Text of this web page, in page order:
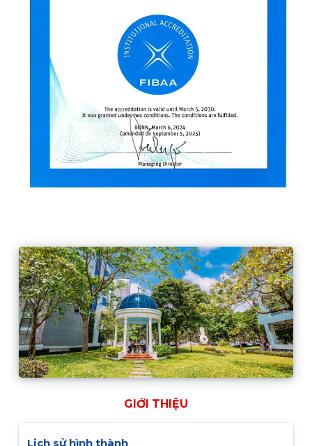
GIỚI THIỆU
Lịch sử hình thành